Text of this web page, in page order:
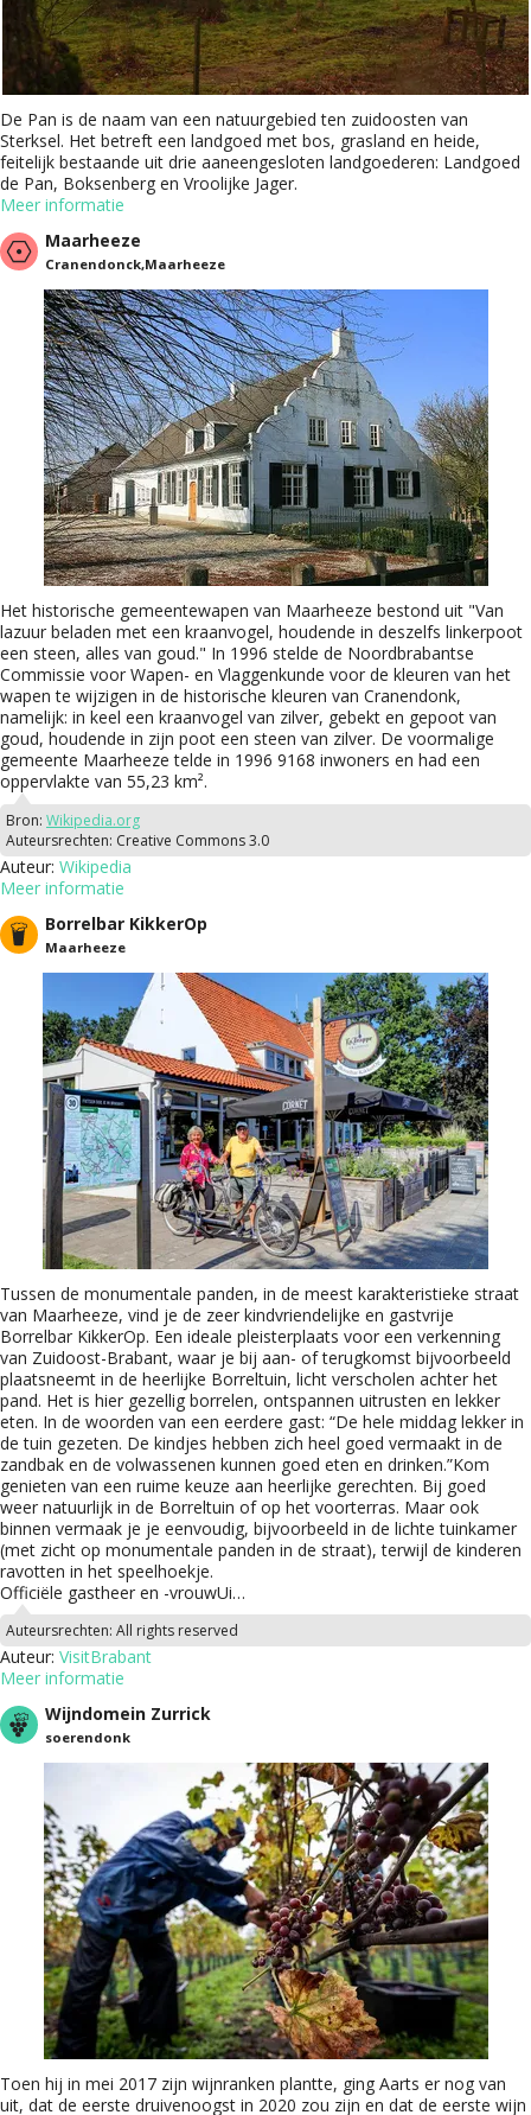
De Pan is de naam van een natuurgebied ten zuidoosten van
Sterksel. Het betreft een landgoed met bos, grasland en heide,
feitelijk bestaande uit drie aaneengesloten landgoederen: Landgoed
de Pan, Boksenberg en Vroolijke Jager.
Meer informatie
Maarheeze
Cranendonck,Maarheeze
Het historische gemeentewapen van Maarheeze bestond uit "Van
lazuur beladen met een kraanvogel, houdende in deszelfs linkerpoot
een steen, alles van goud." In 1996 stelde de Noordbrabantse
Commissie voor Wapen- en Vlaggenkunde voor de kleuren van het
wapen te wijzigen in de historische kleuren van Cranendonk,
namelijk: in keel een kraanvogel van zilver, gebekt en gepoot van
goud, houdende in zijn poot een steen van zilver. De voormalige
gemeente Maarheeze telde in 1996 9168 inwoners en had een
oppervlakte van 55,23 km².
Bron: Wikipedia.org
Auteursrechten: Creative Commons 3.0
Auteur: Wikipedia
Meer informatie
Borrelbar KikkerOp
Maarheeze
Tussen de monumentale panden, in de meest karakteristieke straat
van Maarheeze, vind je de zeer kindvriendelijke en gastvrije
Borrelbar KikkerOp. Een ideale pleisterplaats voor een verkenning
van Zuidoost-Brabant, waar je bij aan- of terugkomst bijvoorbeeld
plaatsneemt in de heerlijke Borreltuin, licht verscholen achter het
pand. Het is hier gezellig borrelen, ontspannen uitrusten en lekker
eten. In de woorden van een eerdere gast: “De hele middag lekker in
de tuin gezeten. De kindjes hebben zich heel goed vermaakt in de
zandbak en de volwassenen kunnen goed eten en drinken.”Kom
genieten van een ruime keuze aan heerlijke gerechten. Bij goed
weer natuurlijk in de Borreltuin of op het voorterras. Maar ook
binnen vermaak je je eenvoudig, bijvoorbeeld in de lichte tuinkamer
(met zicht op monumentale panden in de straat), terwijl de kinderen
ravotten in het speelhoekje.
Officiële gastheer en -vrouwUi…
Auteursrechten: All rights reserved
Auteur: VisitBrabant
Meer informatie
Wijndomein Zurrick
soerendonk
Toen hij in mei 2017 zijn wijnranken plantte, ging Aarts er nog van
uit, dat de eerste druivenoogst in 2020 zou zijn en dat de eerste wijn